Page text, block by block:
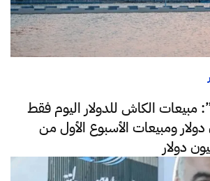
الكاش للدولار اليوم فقط
مليون دولار ومبيعات الأسبوع الأول من